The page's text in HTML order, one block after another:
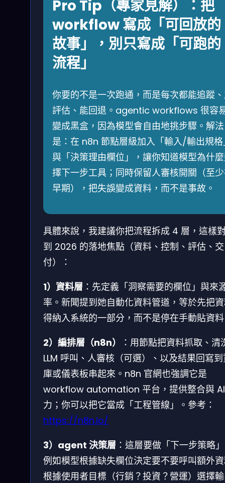
Pro Tip（專家見解）：把
workflow 寫成「可回放的
故事」，別只寫成「可跑的
流程」
你要的不是一次跑通，而是每次都能追蹤
評估、能回退。agentic workflows 很容
變成黑盒，因為模型會自由地挑步驟。解法
是：在 n8n 節點層級加入「輸入/輸出規
與「決策理由欄位」，讓你知道模型為什
擇下一步工具；同時保留人審核開關（至
早期），把失誤變成資料，而不是事故。
具體來說，我建議你把流程拆成 4 層，這樣
到 2026 的落地焦點（資料、控制、評估、交
付）：
1）資料層 ：先定義「洞察需要的欄位」與來
率。新聞提到她自動化資料管道，等於先把
得納入系統的一部分，而不是停在手動貼資
2）編排層（n8n）
：用節點把資料抓取、清
LLM 呼叫、人審核（可選）、以及結果回寫
庫或儀表板串起來。n8n 官網也強調它是
workflow automation 平台，提供整合與
力；你可以把它當成「工程管線」。參考：
https://n8n.io/
3）agent 決策層 ：這層要做「下一步策略
例如模型根據缺失欄位決定要不要呼叫額外
根據使用者目標（行銷？投資？營運）選擇